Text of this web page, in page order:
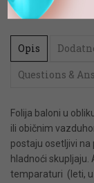
Opis
Questions &
Folija baloni u
ili običnim
postaju osetljivi
hladnoći skupljaju.
temparaturi (leti, u